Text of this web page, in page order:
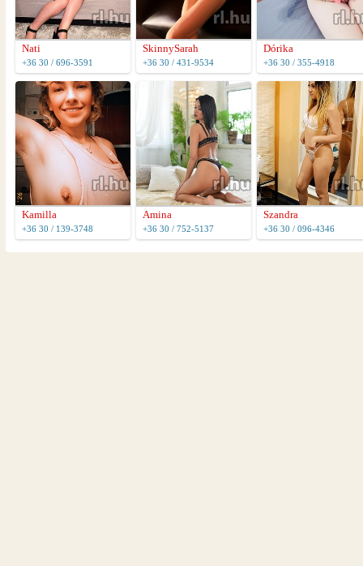
Nati
+36 30 / 696-3591
SkinnySarah
+36 30 / 431-9534
Dórika
+36 30 / 355-4918
Kamilla
+36 30 / 139-3748
Amina
+36 30 / 752-5137
Szandra
+36 30 / 096-4346